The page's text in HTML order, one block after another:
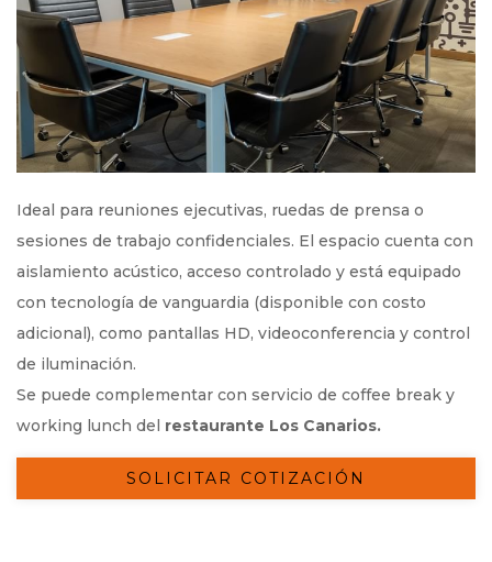
Ideal para reuniones ejecutivas, ruedas de prensa o
sesiones de trabajo confidenciales. El espacio cuenta con
aislamiento acústico, acceso controlado y está equipado
con tecnología de vanguardia (disponible con costo
adicional), como pantallas HD, videoconferencia y control
de iluminación.
Se puede complementar con servicio de coffee break y
working lunch del restaurante Los Canarios.
SOLICITAR COTIZACIÓN